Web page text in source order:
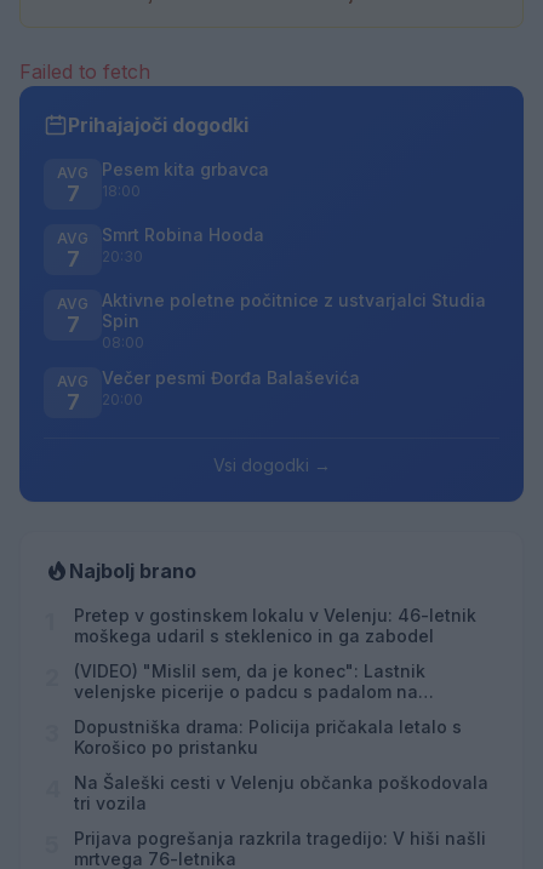
Failed to fetch
Prihajajoči dogodki
AVG
7
Pesem kita grbavca
18:00
AVG
7
Smrt Robina Hooda
20:30
AVG
7
Aktivne poletne počitnice z ustvarjalci Studia
Spin
08:00
AVG
7
Večer pesmi Đorđa Balaševića
20:00
Vsi dogodki →
Najbolj brano
Pretep v gostinskem lokalu v Velenju: 46-letnik
moškega udaril s steklenico in ga zabodel
(VIDEO) "Mislil sem, da je konec": Lastnik
velenjske picerije o padcu s padalom na
Dopustniška drama: Policija pričakala letalo s
Korošico po pristanku
Na Šaleški cesti v Velenju občanka poškodovala
tri vozila
Prijava pogrešanja razkrila tragedijo: V hiši našli
mrtvega 76-letnika